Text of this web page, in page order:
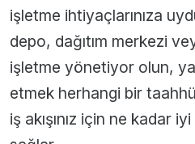
işletme ihtiyaçlarınıza
depo, dağıtım merkezi
işletme yönetiyor olun,
etmek herhangi bir
iş akışınız için ne kadar iyi